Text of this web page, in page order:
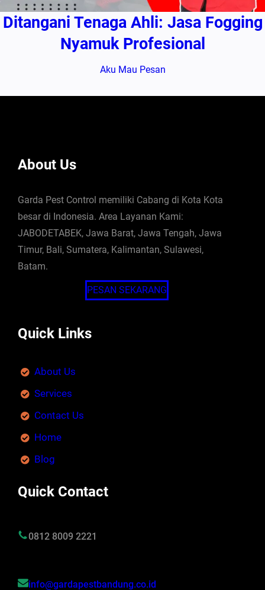
Ditangani Tenaga Ahli: Jasa Fogging
Nyamuk Profesional
Aku Mau Pesan
About Us
Garda Pest Control memiliki Cabang di Kota Kota
besar di Indonesia. Area Layanan Kami:
JABODETABEK, Jawa Barat, Jawa Tengah, Jawa
Timur, Bali, Sumatera, Kalimantan, Sulawesi,
Batam.
PESAN SEKARANG
Quick Links
About Us
Services
Contact Us
Home
Blog
Quick Contact
0812 8009 2221
info@gardapestbandung.co.id